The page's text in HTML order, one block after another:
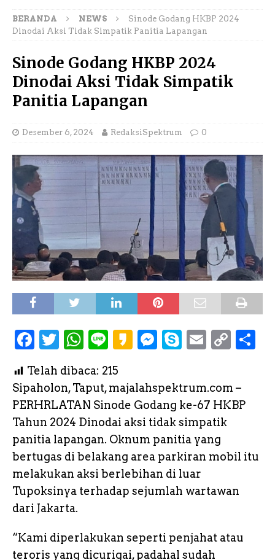
BERANDA NEWS
Sinode Godang HKBP 2024
Dinodai Aksi Tidak Simpatik Panitia Lapangan
Sinode Godang HKBP 2024
Dinodai Aksi Tidak Simpatik
Panitia Lapangan
Desember 6, 2024 RedaksiSpektrum 0
F
c
e
b
o
o
k
T
it
te
r
W
a
ts
A
p
p
L
n
e
K
k
a
o
M
s
e
n
g
e
r
S
p
e
E
il
C
y
n
Telah dibaca: 215
Sipaholon, Taput, majalahspektrum.com –
PERHRLATAN Sinode Godang ke-67 HKBP
Tahun 2024 Dinodai aksi tidak simpatik
panitia lapangan. Oknum panitia yang
bertugas di belakang area parkiran mobil itu
melakukan aksi berlebihan di luar
Tupoksinya terhadap sejumlah wartawan
dari Jakarta.
“Kami diperlakukan seperti penjahat atau
teroris yang dicurigai, padahal sudah